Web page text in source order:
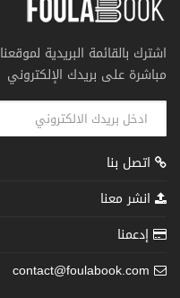
اشترك بالقائمة البريدية
مباشرة على بريدك الإلكتروني
اتصل بنا
انشر معنا
إدعمنا
contact@foulabook.com